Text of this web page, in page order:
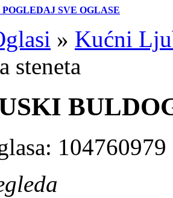
SVE OGLASE
» Kućni
steneta
104760979